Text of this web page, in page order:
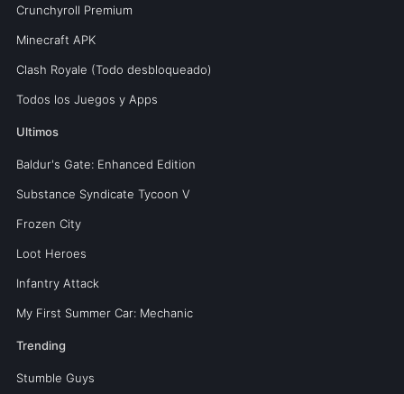
Crunchyroll Premium
Minecraft APK
Clash Royale (Todo desbloqueado)
Todos los Juegos y Apps
Ultimos
Baldur's Gate: Enhanced Edition
Substance Syndicate Tycoon V
Frozen City
Loot Heroes
Infantry Attack
My First Summer Car: Mechanic
Trending
Stumble Guys